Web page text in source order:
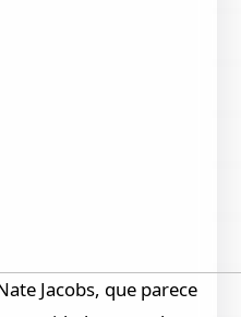
Jacobs, que parece